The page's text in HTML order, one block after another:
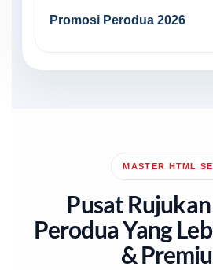
Promosi Perodua 2026
MASTER HTML
Pusat
Perodua Yang
&